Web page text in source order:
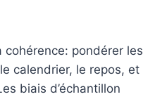
cohérence: pondérer les
calendrier, le repos, et
biais d’échantillon